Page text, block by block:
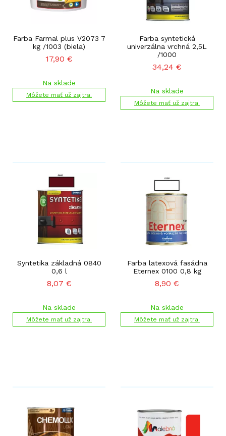
Farba Farmal plus V2073 7
kg /1003 (biela)
17,90 €
Na sklade
Môžete mať už zajtra.
Farba syntetická
univerzálna vrchná 2,5L
/1000
34,24 €
Na sklade
Môžete mať už zajtra.
Syntetika základná 0840
0,6 l
8,07 €
Na sklade
Môžete mať už zajtra.
Farba latexová fasádna
Eternex 0100 0,8 kg
8,90 €
Na sklade
Môžete mať už zajtra.